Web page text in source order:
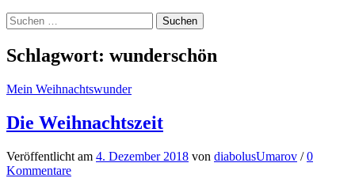
Suchen
nach:
Schlagwort: wunderschön
Mein Weihnachtswunder
Die Weihnachtszeit
Veröffentlicht am 4. Dezember 2018 von diabolusUmarov /0
Kommentare